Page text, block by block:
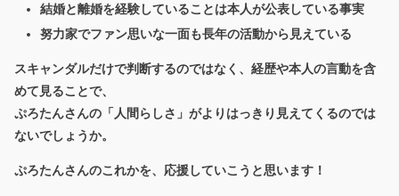
結婚と離婚を経験していることは本人が公表している事実
努力家でファン思いな一面も長年の活動から見えている
スキャンダルだけで判断するのではなく、経歴や本人の言動を含
めて見ることで、
ぷろたんさんの「人間らしさ」がよりはっきり見えてくるのでは
ないでしょうか。
ぷろたんさんのこれかを、応援していこうと思います！